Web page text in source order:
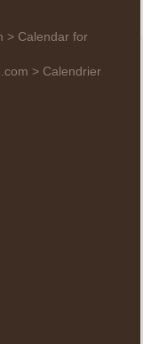
> Calendar for
> Calendrier